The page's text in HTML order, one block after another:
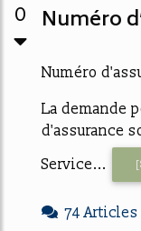
0 Numéro
Numéro
La demande
d'assurance
Service...
74 Articles